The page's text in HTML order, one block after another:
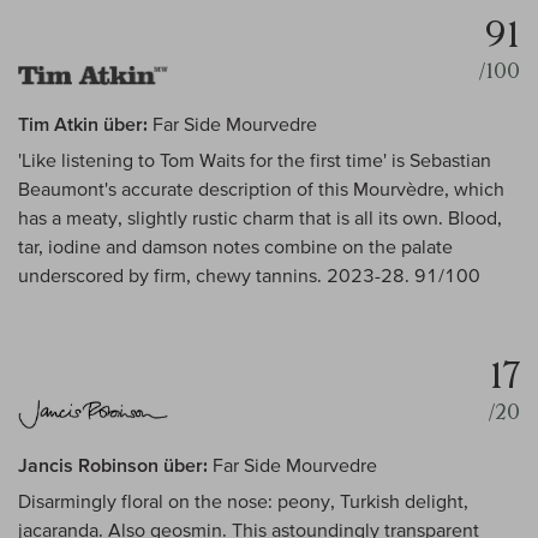
91
/100
Tim Atkin über: Far Side Mourvedre
'Like listening to Tom Waits for the first time' is Sebastian
Beaumont's accurate description of this Mourvèdre, which
has a meaty, slightly rustic charm that is all its own. Blood,
tar, iodine and damson notes combine on the palate
underscored by firm, chewy tannins. 2023-28. 91/100
17
/20
Jancis Robinson über: Far Side Mourvedre
Disarmingly floral on the nose: peony, Turkish delight,
jacaranda. Also geosmin. This astoundingly transparent